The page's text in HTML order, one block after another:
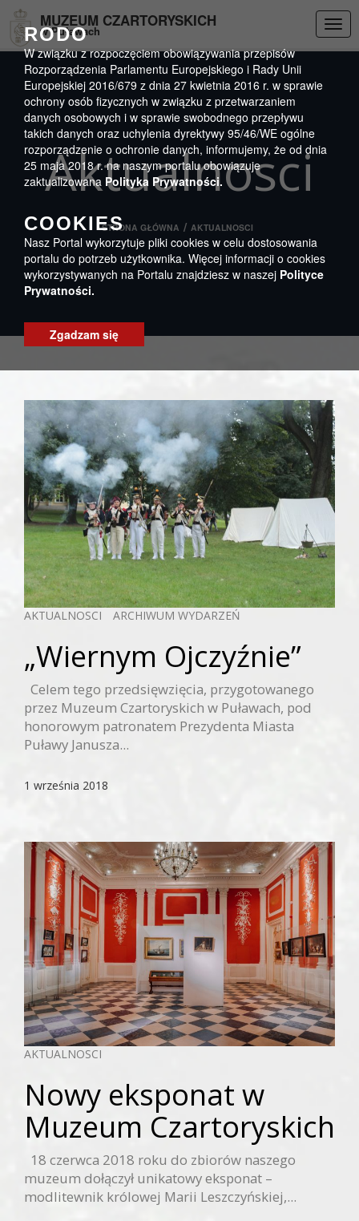
DEKLARACJA DOSTĘPNOŚCI
MUZEUM CZARTORYSKICH
w Puławach
Aktualnosci
STRONA GŁÓWNA / AKTUALNOSCI
AKTUALNOSCI ARCHIWUM WYDARZEŃ
„Wiernym Ojczyźnie”
Celem tego przedsięwzięcia, przygotowanego
przez Muzeum Czartoryskich w Puławach, pod
honorowym patronatem Prezydenta Miasta
Puławy Janusza...
1 września 2018
AKTUALNOSCI
Nowy eksponat w
Muzeum Czartoryskich
18 czerwca 2018 roku do zbiorów naszego
muzeum dołączył unikatowy eksponat –
modlitewnik królowej Marii Leszczyńskiej,...
RODO
W związku z rozpoczęciem obowiązywania przepisów
Rozporządzenia Parlamentu Europejskiego i Rady Unii
Europejskiej 2016/679 z dnia 27 kwietnia 2016 r. w sprawie
ochrony osób fizycznych w związku z przetwarzaniem
danych osobowych i w sprawie swobodnego przepływu
takich danych oraz uchylenia dyrektywy 95/46/WE ogólne
rozporządzenie o ochronie danych, informujemy, że od dnia
25 maja 2018 r. na naszym portalu obowiązuje
zaktualizowana Polityka Prywatności.
COOKIES
Nasz Portal wykorzytuje pliki cookies w celu dostosowania
portalu do potrzeb użytkownika. Więcej informacji o cookies
wykorzystywanych na Portalu znajdziesz w naszej Polityce
Prywatności.
Zgadzam się